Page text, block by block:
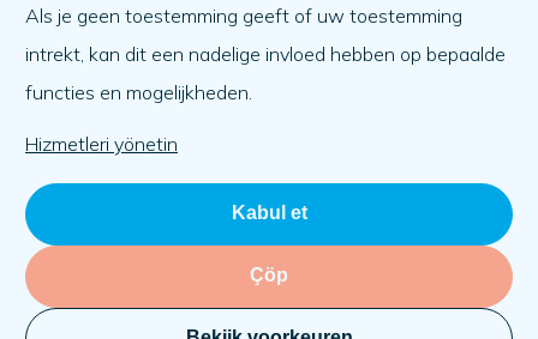
Als je geen toestemming geeft of uw toestemming
intrekt, kan dit een nadelige invloed hebben op bepaalde
functies en mogelijkheden.
Hizmetleri yönetin
Kabul et
Çöp
Hakkımızda
Çalışmak
Takım